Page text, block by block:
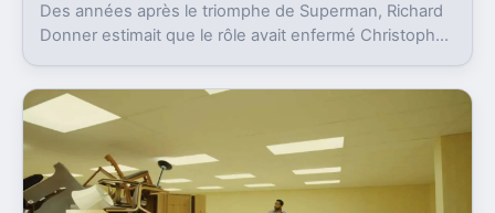
Des années après le triomphe de Superman, Richard
Donner estimait que le rôle avait enfermé Christopher
sortir.